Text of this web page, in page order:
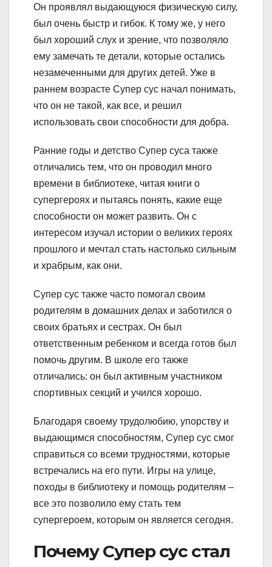
Он проявлял выдающуюся физическую силу,
был очень быстр и гибок. К тому же, у него
был хороший слух и зрение, что позволяло
ему замечать те детали, которые остались
незамеченными для других детей. Уже в
раннем возрасте Супер сус начал понимать,
что он не такой, как все, и решил
использовать свои способности для добра.
Ранние годы и детство Супер суса также
отличались тем, что он проводил много
времени в библиотеке, читая книги о
супергероях и пытаясь понять, какие еще
способности он может развить. Он с
интересом изучал истории о великих героях
прошлого и мечтал стать настолько сильным
и храбрым, как они.
Супер сус также часто помогал своим
родителям в домашних делах и заботился о
своих братьях и сестрах. Он был
ответственным ребенком и всегда готов был
помочь другим. В школе его также
отличались: он был активным участником
спортивных секций и учился хорошо.
Благодаря своему трудолюбию, упорству и
выдающимся способностям, Супер сус смог
справиться со всеми трудностями, которые
встречались на его пути. Игры на улице,
походы в библиотеку и помощь родителям –
все это позволило ему стать тем
супергероем, которым он является сегодня.
Почему Супер сус стал